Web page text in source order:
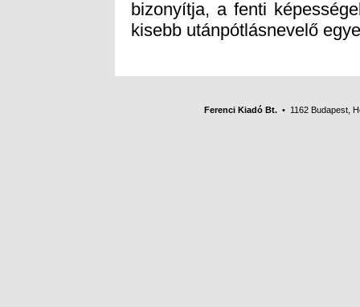
kisebb utánpótlásnevelő
Ferenci Kiadó Bt. • 1162 Budapest,